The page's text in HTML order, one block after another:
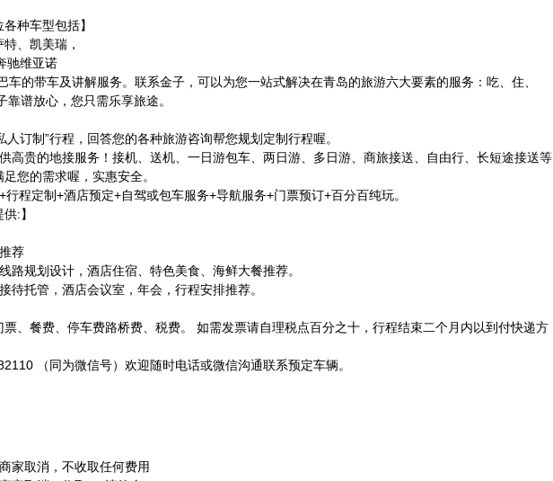
种车型包括】
、凯美瑞，
驰维亚诺
车的带车及讲解服务。联系金子，可以为您一站式解决在青岛的旅游六大要素的服务：吃、住、
谱放心，您只需乐享旅途。
人订制”行程，回答您的各种旅游咨询帮您规划定制行程喔。
高贵的地接服务！接机、送机、一日游包车、两日游、多日游、商旅接送、自由行、长短途接送等
您的需求喔，实惠安全。
程定制+酒店预定+自驾或包车服务+导航服务+门票预订+百分百纯玩。
:】
荐
路规划设计，酒店住宿、特色美食、海鲜大餐推荐。
待托管，酒店会议室，年会，行程安排推荐。
票、餐费、停车费路桥费、税费。 如需发票请自理税点百分之十，行程结束二个月内以到付快递方
（同为微信号）欢迎随时电话或微信沟通联系预定车辆。
家取消，不收取任何费用